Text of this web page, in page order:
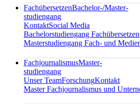
FachübersetzenBachelor-/Master-
studiengang
KontaktSocial Media
Bachelorstudiengang Fachübersetzen
Masterstudiengang Fach- und
FachjournalismusMaster-
studiengang
Unser TeamForschungKontakt
Master Fachjournalismus und